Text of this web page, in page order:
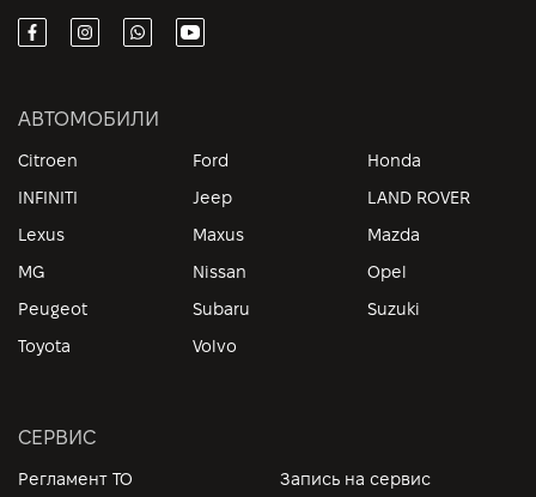
АВТОМОБИЛИ
Citroen Ford
Honda
INFINITI
Jeep
LAND ROVER
Lexus
Maxus
Mazda
MG
Nissan
Opel
Peugeot
Subaru
Suzuki
Toyota
Volvo
СЕРВИС
Регламент ТО
Запись на сервис